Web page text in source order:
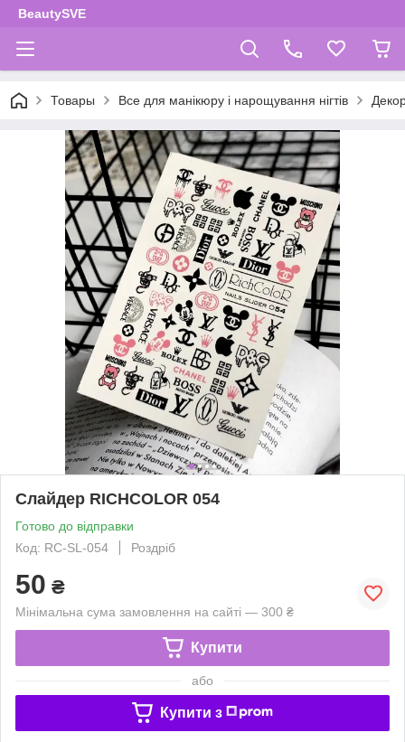
BeautySVE
Товары Все для манікюру і нарощування нігтів
Слайдер RICHCOLOR 054
Готово до відправки
Код: RC-SL-054
Роздріб
50 ₴
Мінімальна сума замовлення на сайті — 300 ₴
Купити
або
Купити з